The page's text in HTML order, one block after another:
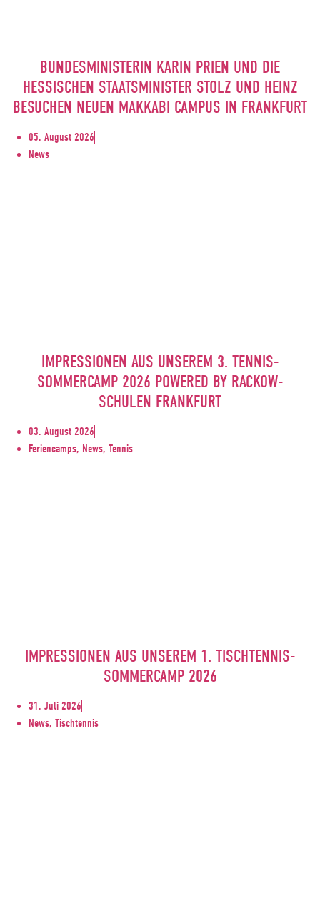
BUNDESMINISTERIN KARIN PRIEN UND DIE
HESSISCHEN STAATSMINISTER STOLZ UND HEINZ
BESUCHEN NEUEN MAKKABI CAMPUS IN FRANKFURT
05. August 2026
News
IMPRESSIONEN AUS UNSEREM 3. TENNIS-
SOMMERCAMP 2026 POWERED BY RACKOW-
SCHULEN FRANKFURT
03. August 2026
Feriencamps, News, Tennis
IMPRESSIONEN AUS UNSEREM 1. TISCHTENNIS-
SOMMERCAMP 2026
31. Juli 2026
News, Tischtennis